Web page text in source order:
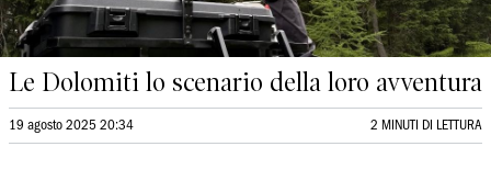
Le Dolomiti lo scenario della loro avventura
19 agosto 2025 20:34 2 MINUTI DI LETTURA